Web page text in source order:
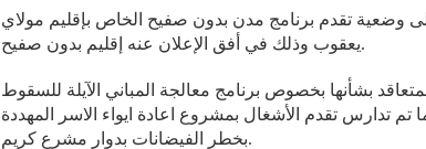
وضعية تقدم برنامج مدن بدون صفيح الخاص بإقليم مولاي
يعقوب وذلك في أفق الإعلان عنه إقليم بدون صفيح.
بشأنها بخصوص برنامج معالجة المباني الآيلة للسقوط
تم التوقيع عليها سنة 2014. كما تم تدارس تقدم الأشغال بمشروع اعادة ايواء الاسر المهددة
بخطر الفيضانات بدوار مشرع كريم.